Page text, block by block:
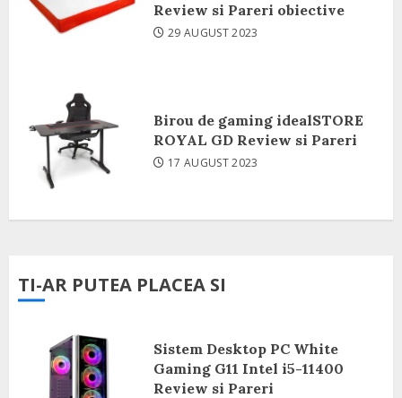
Review si Pareri obiective
29 AUGUST 2023
Birou de gaming idealSTORE
ROYAL GD Review si Pareri
17 AUGUST 2023
TI-AR PUTEA PLACEA SI
Sistem Desktop PC White
Gaming G11 Intel i5-11400
Review si Pareri